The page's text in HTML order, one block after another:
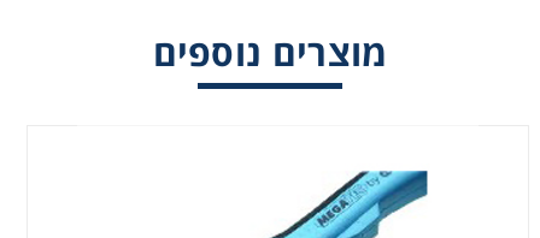
מוצרים נוספיםChromatography
Filtration